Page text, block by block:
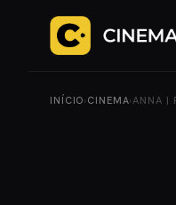
INÍCIO› CINEMA›ANNA |